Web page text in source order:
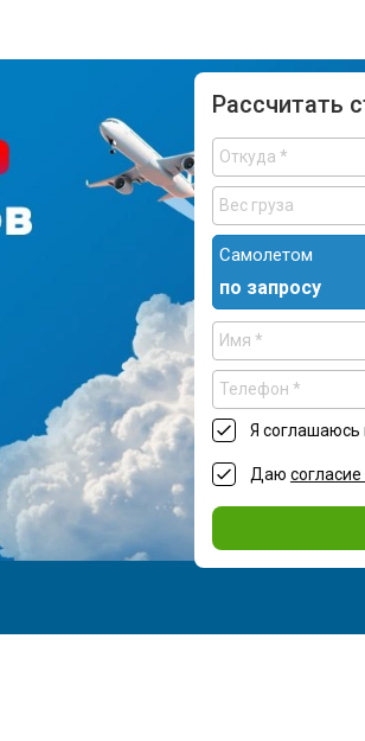
Рассчитать
Самолетом
по запросу
Я соглашаюсь
Даю